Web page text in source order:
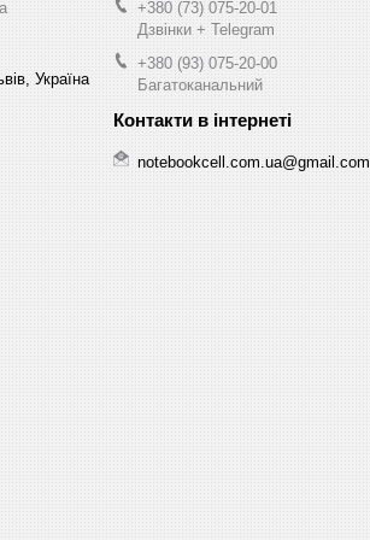
Україна
+380 (73) 075-20-01
Дзвінки + Telegram
+380 (93) 075-20-00
Багатоканальний
notebookcell.com.ua@gmail.com